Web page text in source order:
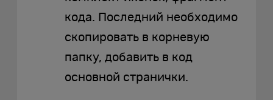
кода. Последний необходимо
скопировать в корневую
папку, добавить в код
основной странички.